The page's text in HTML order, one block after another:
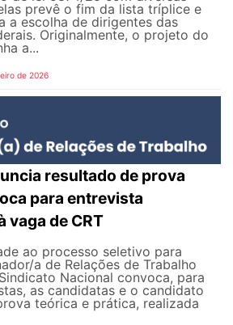
prevê o fim da lista tríplice e
a escolha de dirigentes das
Originalmente, o projeto do
a...
de 2026
resultado de prova
para entrevista
vaga de CRT
ao processo seletivo para
a de Relações de Trabalho
Nacional convoca, para
as candidatas e o candidato
teórica e prática, realizada